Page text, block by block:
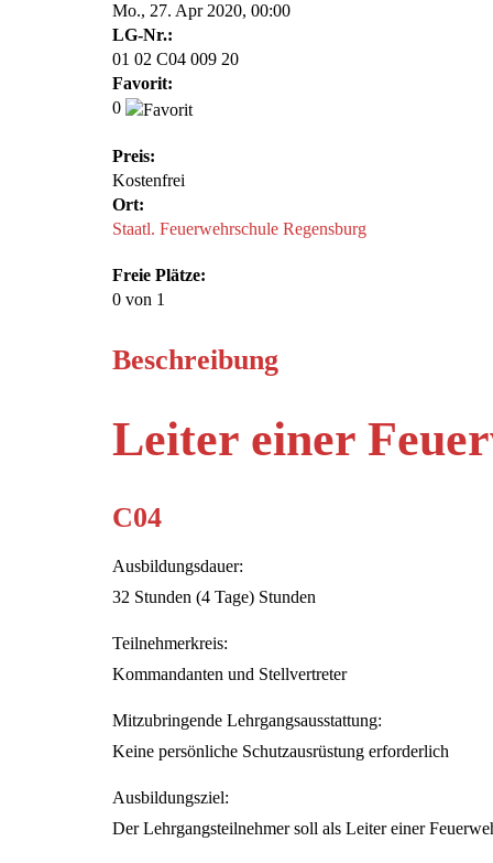
Mo., 27. Apr 2020, 00:00
LG-Nr.:
01 02 C04 009 20
Favorit:
0
Preis:
Kostenfrei
Ort:
Staatl. Feuerwehrschule Regensburg
Freie Plätze:
0 von 1
Beschreibung
Leiter einer
C04
Ausbildungsdauer:
32 Stunden (4 Tage) Stunden
Teilnehmerkreis:
Kommandanten und Stellvertreter
Mitzubringende Lehrgangsausstattung:
Keine persönliche Schutzausrüstung erforderlich
Ausbildungsziel:
Der Lehrgangsteilnehmer soll als Leiter einer